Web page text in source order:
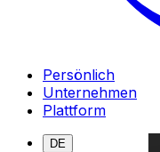
Persönlich
Unternehmen
Plattform
DE